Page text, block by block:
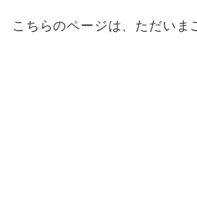
こちらのページは、ただいま